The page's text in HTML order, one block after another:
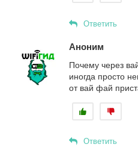
Ответить
Аноним
Почему через
иногда просто
от вай фай
Ответить